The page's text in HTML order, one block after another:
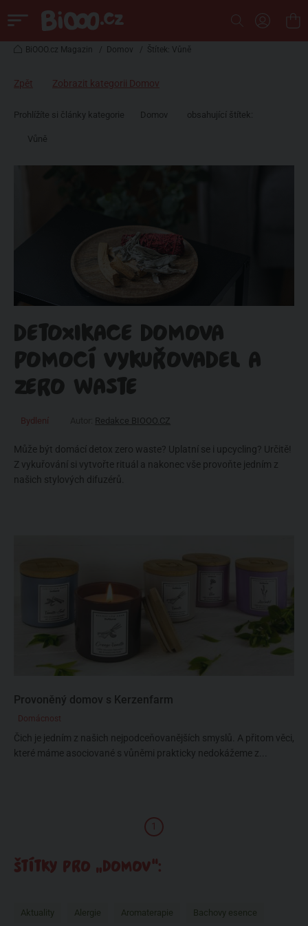
BiOOO.cz Magazin / Domov / Štítek: Vůně
Zpět Zobrazit kategorii Domov
Prohlížíte si články kategorie Domov obsahující štítek:
Vůně
DETOXIKACE DOMOVA
POMOCÍ VYKUŘOVADEL A
ZERO WASTE
Bydlení Redakce BIOOO.CZ
Může být domácí detox zero waste? Uplatní se i upcycling? Určitě!
Z vykuřování si vytvořte rituál a nakonec vše provoňte jedním z
našich stylových difuzérů.
Provoněný domov s Kerzenfarm
Domácnost
Čich je jedním z našich nejpodceňovanějších smyslů. A přitom věci,
které máme asociované s vůněmi prakticky nedokážeme z...
1
ŠTÍTKY PRO „DOMOV“:
Aktuality Alergie Aromaterapie Bachovy esence